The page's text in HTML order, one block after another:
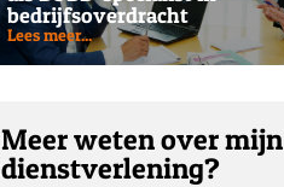
bedrijfsoverdracht
Lees meer...
Meer weten over mijn
dienstverlening?